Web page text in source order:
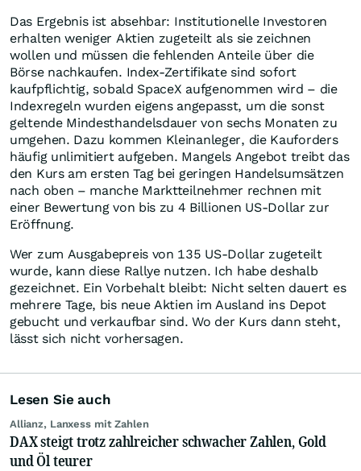
Das Ergebnis ist absehbar: Institutionelle Investoren
erhalten weniger Aktien zugeteilt als sie zeichnen
wollen und müssen die fehlenden Anteile über die
Börse nachkaufen. Index-Zertifikate sind sofort
kaufpflichtig, sobald SpaceX aufgenommen wird – die
Indexregeln wurden eigens angepasst, um die sonst
geltende Mindesthandelsdauer von sechs Monaten zu
umgehen. Dazu kommen Kleinanleger, die Kauforders
häufig unlimitiert aufgeben. Mangels Angebot treibt das
den Kurs am ersten Tag bei geringen Handelsumsätzen
nach oben – manche Marktteilnehmer rechnen mit
einer Bewertung von bis zu 4 Billionen US-Dollar zur
Eröffnung.
Wer zum Ausgabepreis von 135 US-Dollar zugeteilt
wurde, kann diese Rallye nutzen. Ich habe deshalb
gezeichnet. Ein Vorbehalt bleibt: Nicht selten dauert es
mehrere Tage, bis neue Aktien im Ausland ins Depot
gebucht und verkaufbar sind. Wo der Kurs dann steht,
lässt sich nicht vorhersagen.
Lesen Sie auch
Allianz, Lanxess mit Zahlen
DAX steigt trotz zahlreicher schwacher Zahlen, Gold
und Öl teurer